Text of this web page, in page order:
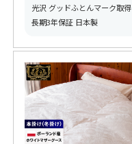
光沢 グッドふとんマーク取得
長期3年保証 日本製